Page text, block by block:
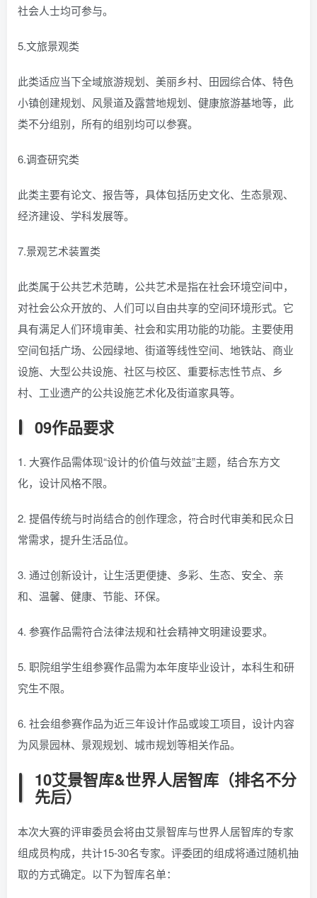
社会人士均可参与。
5.文旅景观类
此类适应当下全域旅游规划、美丽乡村、田园综合体、特色
小镇创建规划、风景道及露营地规划、健康旅游基地等，此
类不分组别，所有的组别均可以参赛。
6.调查研究类
此类主要有论文、报告等，具体包括历史文化、生态景观、
经济建设、学科发展等。
7.景观艺术装置类
此类属于公共艺术范畴，公共艺术是指在社会环境空间中，
对社会公众开放的、人们可以自由共享的空间环境形式。它
具有满足人们环境审美、社会和实用功能的功能。主要使用
空间包括广场、公园绿地、街道等线性空间、地铁站、商业
设施、大型公共设施、社区与校区、重要标志性节点、乡
村、工业遗产的公共设施艺术化及街道家具等。
09作品要求
1. 大赛作品需体现“设计的价值与效益”主题，结合东方文
化，设计风格不限。
2. 提倡传统与时尚结合的创作理念，符合时代审美和民众日
常需求，提升生活品位。
3. 通过创新设计，让生活更便捷、多彩、生态、安全、亲
和、温馨、健康、节能、环保。
4. 参赛作品需符合法律法规和社会精神文明建设要求。
5. 职院组学生组参赛作品需为本年度毕业设计，本科生和研
究生不限。
6. 社会组参赛作品为近三年设计作品或竣工项目，设计内容
为风景园林、景观规划、城市规划等相关作品。
10艾景智库&世界人居智库（排名不分
先后）
本次大赛的评审委员会将由艾景智库与世界人居智库的专家
组成员构成，共计15-30名专家。评委团的组成将通过随机抽
取的方式确定。以下为智库名单：